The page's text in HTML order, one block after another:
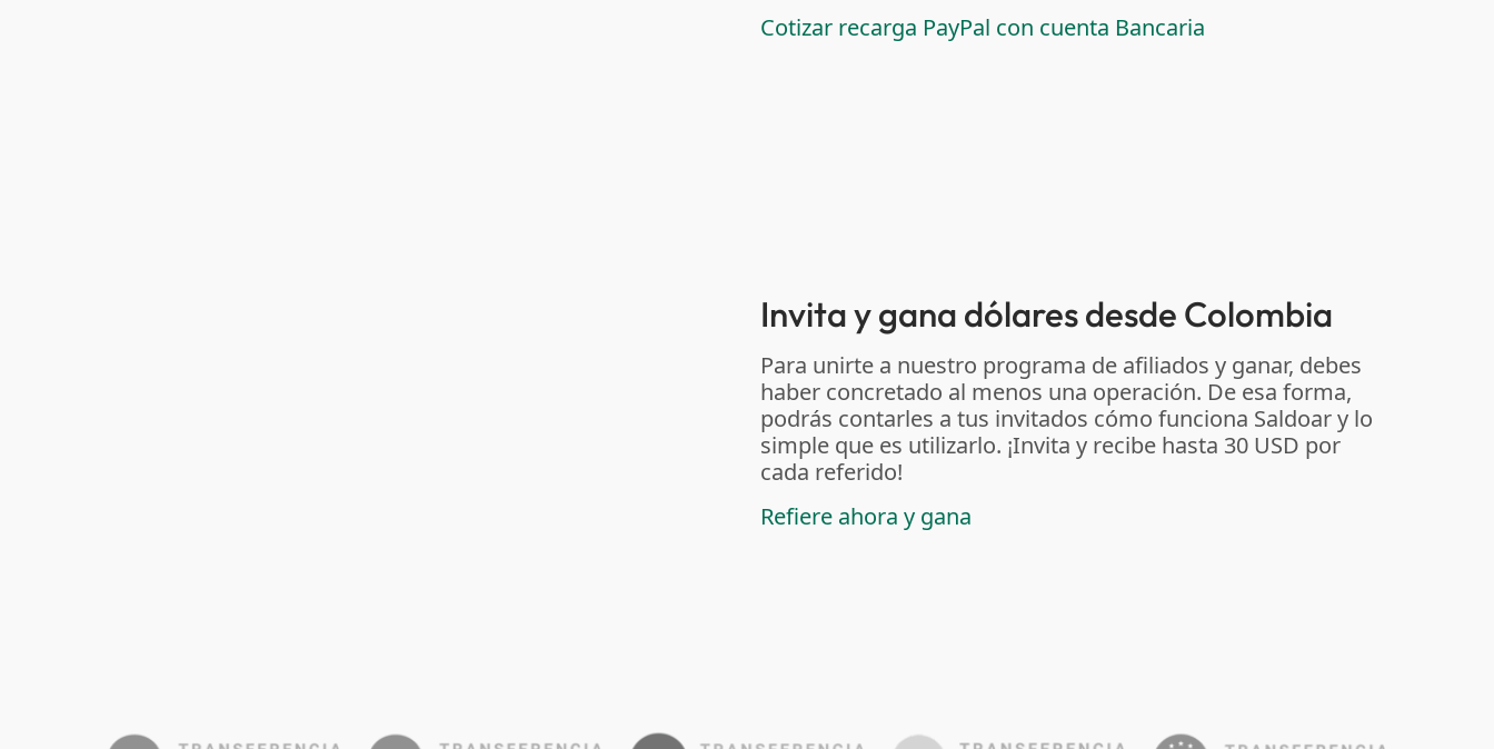
Cotizar recarga PayPal con cuenta Bancaria
Invita y gana dólares desde Colombia
Para unirte a nuestro programa de afiliados y ganar, debes
haber concretado al menos una operación. De esa forma,
podrás contarles a tus invitados cómo funciona Saldoar y lo
simple que es utilizarlo. ¡Invita y recibe hasta 30 USD por
cada referido!
Refiere ahora y gana